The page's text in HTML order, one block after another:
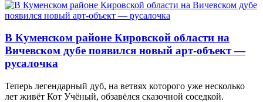
В Куменском районе Кировской области на
Вичевском дубе появился новый арт-объект —
русалочка
Теперь легендарный дуб, на ветвях которого уже несколько
лет живёт Кот Учёный, обзавёлся сказочной соседкой.